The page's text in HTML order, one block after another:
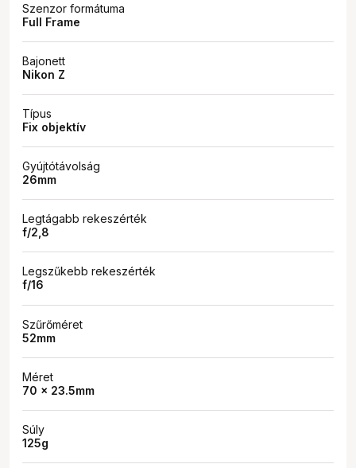
Szenzor formátuma
Full Frame
Bajonett
Nikon Z
Típus
Fix objektív
Gyújtótávolság
26mm
Legtágabb rekeszérték
f/2,8
Legszűkebb rekeszérték
f/16
Szűrőméret
52mm
Méret
70 x 23.5mm
Súly
125g